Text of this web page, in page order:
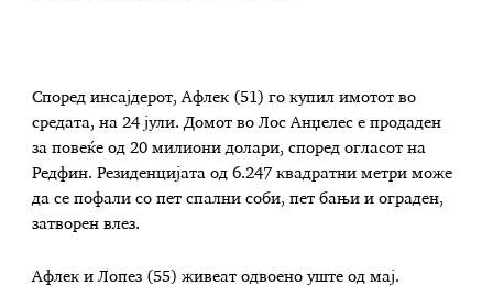
Според инсајдерот, Афлек (51) го купил имотот во
средата, на 24 јули. Домот во Лос Анџелес е продаден
за повеќе од 20 милиони долари, според огласот на
Редфин. Резиденцијата од 6.247 квадратни метри може
да се пофали со пет спални соби, пет бањи и ограден,
затворен влез.
Афлек и Лопез (55) живеат одвоено уште од мај.